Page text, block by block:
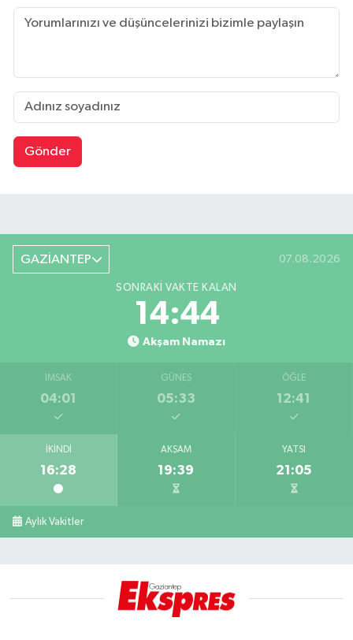
Gönder
GAZİANTEP 07.08.2026
SONRAKI VAKTE KALAN
14:44
Akşam Namazı
İMSAK
04:01
GÜNEŞ
05:33
ÖĞLE
12:41
İKINDI
16:28
AKŞAM
19:39
YATSI
21:05
Aylık Vakitler